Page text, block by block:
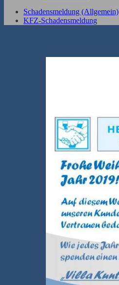
Schadensmeldung (Allgemein)
KFZ-Schadensmeldung